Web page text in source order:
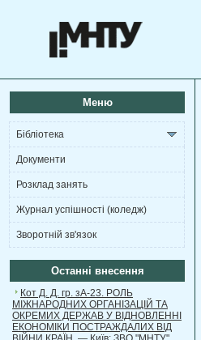
Меню
Бібліотека
Документи
Розклад занять
Журнал успішності (коледж)
Зворотній зв'язок
Останні внесення
Кот Д. Д. гр. зА-23. РОЛЬ
МІЖНАРОДНИХ ОРГАНІЗАЦІЙ ТА
ОКРЕМИХ ДЕРЖАВ У ВІДНОВЛЕННІ
ЕКОНОМІКИ ПОСТРАЖДАЛИХ ВІД